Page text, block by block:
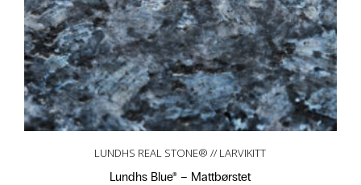
LUNDHS REAL STONE® // LARVIKITT
Lundhs Blue® – Mattbørstet